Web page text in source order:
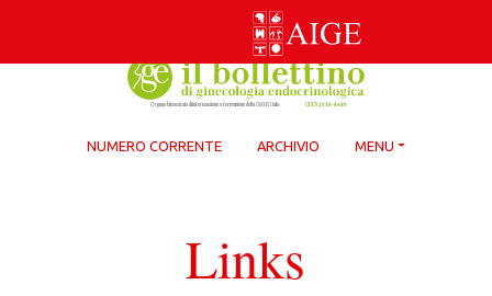
NUMERO CORRENTE ARCHIVIO MENU
Links